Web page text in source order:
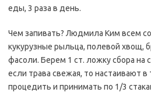
еды, 3 раза в день.
Чем запивать? Людмила Ким всем
кукурузные рыльца, полевой хвощ,
фасоли. Берем 1 ст. ложку сбора на
если трава свежая, то настаивают в
процедить и принимать по 1/3